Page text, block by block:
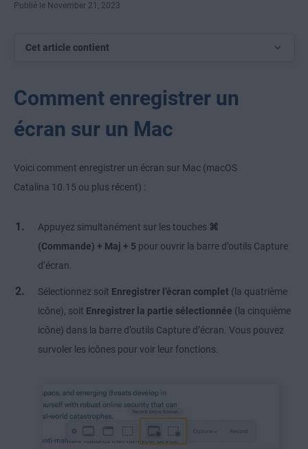
Publié le November 21, 2023
Cet article contient
Comment enregistrer un
écran sur un Mac
Voici comment enregistrer un écran sur Mac (macOS
Catalina 10.15 ou plus récent) :
Appuyez simultanément sur les touches ⌘
(Commande) + Maj + 5 pour ouvrir la barre d’outils Capture
d’écran.
Sélectionnez soit Enregistrer l’écran complet (la quatrième
icône), soit Enregistrer la partie sélectionnée (la cinquième
icône) dans la barre d’outils Capture d’écran. Vous pouvez
survoler les icônes pour voir leur fonctions.